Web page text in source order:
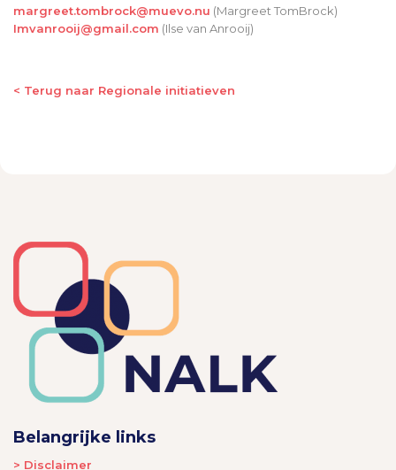
margreet.tombrock@muevo.nu (Margreet TomBrock)
Imvanrooij@gmail.com (Ilse van Anrooij)
< Terug naar Regionale initiatieven
Belangrijke links
> Disclaimer